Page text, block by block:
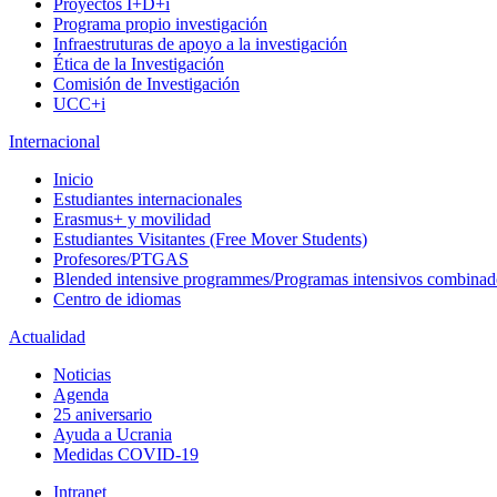
Proyectos I+D+i
Programa propio investigación
Infraestruturas de apoyo a la investigación
Ética de la Investigación
Comisión de Investigación
UCC+i
Internacional
Inicio
Estudiantes internacionales
Erasmus+ y movilidad
Estudiantes Visitantes (Free Mover Students)
Profesores/PTGAS
Blended intensive programmes/Programas intensivos
Centro de idiomas
Actualidad
Noticias
Agenda
25 aniversario
Ayuda a Ucrania
Medidas COVID-19
Intranet